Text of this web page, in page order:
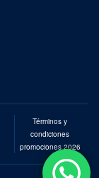
Términos y
condiciones
promociones 2026